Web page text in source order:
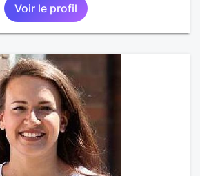
Voir le profil